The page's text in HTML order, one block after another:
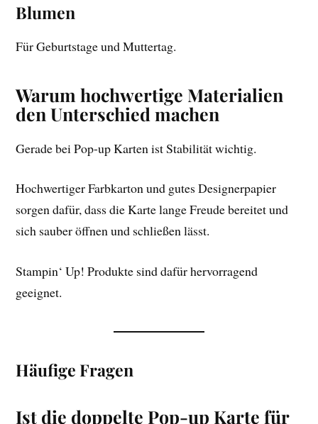
Blumen
Für Geburtstage und Muttertag.
Warum hochwertige Materialien
den Unterschied machen
Gerade bei Pop-up Karten ist Stabilität wichtig.
Hochwertiger Farbkarton und gutes Designerpapier
sorgen dafür, dass die Karte lange Freude bereitet und
sich sauber öffnen und schließen lässt.
Stampin‘ Up! Produkte sind dafür hervorragend
geeignet.
Häufige Fragen
Ist die doppelte Pop-up Karte für